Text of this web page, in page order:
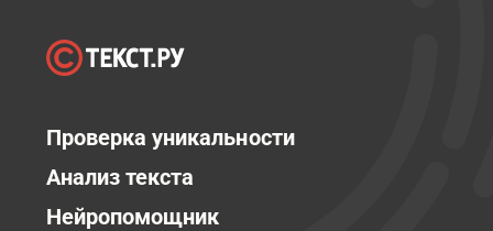
Проверка уникальности
Анализ текста
Нейропомощник